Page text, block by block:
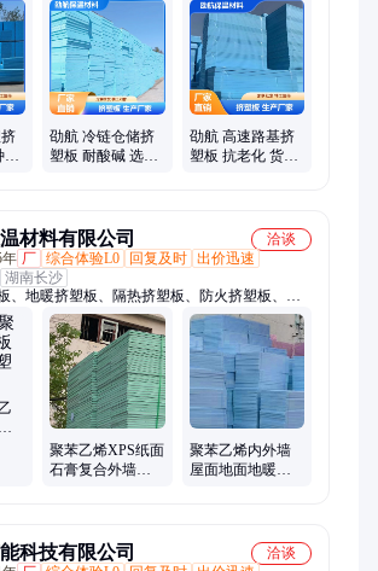
劭航 冷链仓储挤
塑板 耐酸碱 选材
劭航 高速路基挤
塑板 抗老化 货源
材料有限公司
洽谈
年 厂 综合体验L0 回复及时 出价迅速
湖南长沙
、地暖挤塑板、隔热挤塑板、防火挤塑板、保
保温板、挤塑保温板、面石膏复合板
聚苯乙烯XPS纸面
石膏复合外墙内
聚苯乙烯内外墙
屋面地面地暖保
科技有限公司
洽谈